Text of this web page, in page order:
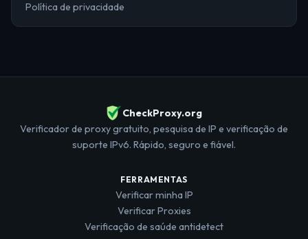
Política de privacidade
CheckProxy.org
Verificador de proxy gratuito, pesquisa de IP e verificação de
suporte IPv6. Rápido, seguro e fiável.
FERRAMENTAS
Verificar minha IP
Verificar Proxies
Verificação de saúde antidetect